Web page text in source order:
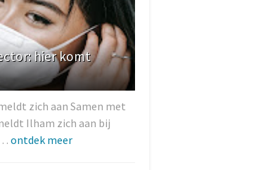
hier komt
zich aan Samen met
Ilham zich aan bij
ontdek meer